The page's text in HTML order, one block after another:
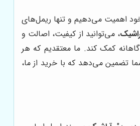
اهمیت می‌دهیم و تنها ریمل‌های
، می‌توانید از کیفیت، اصالت و
کمک کند. ما معتقدیم که هر
تضمین می‌دهد که با خرید از ما،